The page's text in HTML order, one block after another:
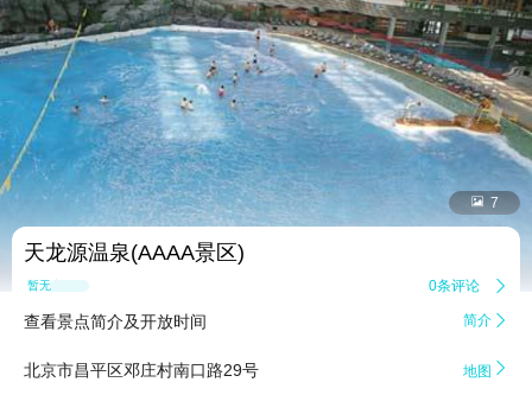
 7
天龙源温泉(AAAA景区)
暂无点评 0条评论 
查看景点简介及开放时间 简介 
北京市昌平区邓庄村南口路29号 地图 
